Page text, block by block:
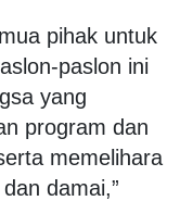
pihak untuk
paslon ini
yang
program dan
memelihara
damai,”